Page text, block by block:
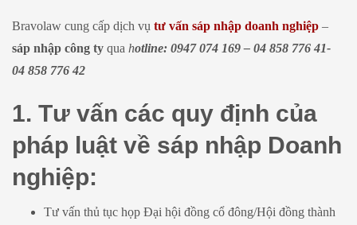
Bravolaw cung cấp dịch vụ tư vấn sáp nhập doanh nghiệp –
sáp nhập công ty qua hotline: 0947 074 169 – 04 858 776 41-
04 858 776 42
1. Tư vấn các quy định của
pháp luật về sáp nhập Doanh
nghiệp:
Tư vấn thủ tục họp Đại hội đồng cổ đông/Hội đồng thành